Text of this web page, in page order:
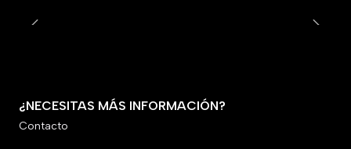
¿NECESITAS MÁS INFORMACIÓN?
Contacto